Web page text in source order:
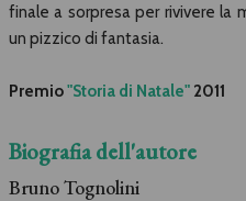
finale a sorpresa per rivivere la
un pizzico di fantasia.
Premio"Storia di Natale" 2011
Biografia dell'autore
Bruno Tognolini